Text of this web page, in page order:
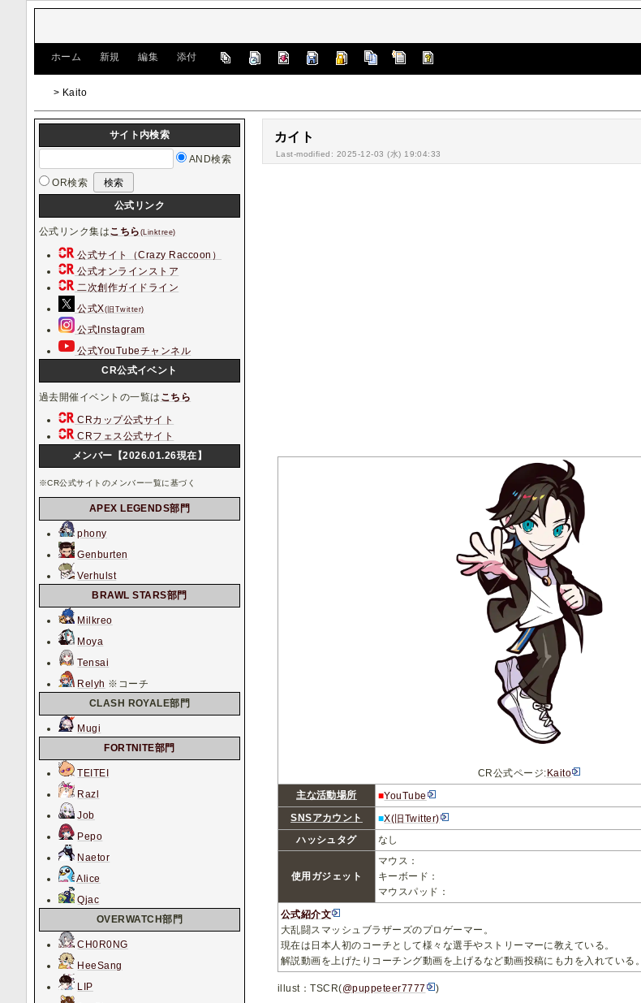
ホーム 新規 編集 添付
> Kaito
カイト
Last-modified: 2025-12-03 (水) 19:04:33
CR公式ページ: Kaito
主な活動場所
■YouTube
SNSアカウント
■X(旧Twitter)
ハッシュタグ
なし
使用ガジェット
マウス：
キーボード：
マウスパッド：
公式紹介文
大乱闘スマッシュブラザーズのプロゲーマー。
現在は日本人初のコーチとして様々な選手やストリーマーに教えている。
解説動画を上げたりコーチング動画を上げるなど動画投稿にも力を入れている。
illust：TSCR(@puppeteer7777 )
サイト内検索
AND検索
OR検索
公式リンク
公式リンク集はこちら (Linktree)
公式サイト（Crazy Raccoon）
公式オンラインストア
二次創作ガイドライン
公式X(旧Twitter)
公式Instagram
公式YouTubeチャンネル
CR公式イベント
過去開催イベントの一覧は こちら
CRカップ公式サイト
CRフェス公式サイト
メンバー【2026.01.26現在】
※CR公式サイトのメンバー一覧に基づく
APEX LEGENDS部門
phony
Genburten
Verhulst
BRAWL STARS部門
Milkreo
Moya
Tensai
Relyh ※コーチ
CLASH ROYALE部門
Mugi
FORTNITE部門
TEITEI
Razl
Job
Pepo
Naetor
Alice
Qjac
OVERWATCH部門
CH0R0NG
HeeSang
LIP